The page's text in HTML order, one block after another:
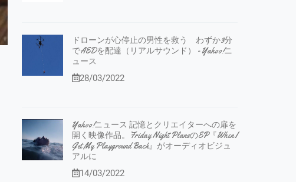
ドローンが心停止の男性を救う わずか3分
でAEDを配達（リアルサウンド） - Yahoo!ニ
ュース
28/03/2022
Yahoo!ニュース 記憶とクリエイターへの扉を
開く映像作品。Friday Night PlansのEP『When I
Get My Playground Back』がオーディオビジュ
アルに
14/03/2022